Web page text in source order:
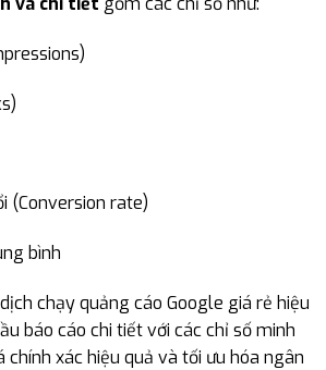
(Conversion rate)
bình
chạy quảng cáo Google giá rẻ hiệu
báo cáo chi tiết với các chỉ số minh
chính xác hiệu quả và tối ưu hóa ngân